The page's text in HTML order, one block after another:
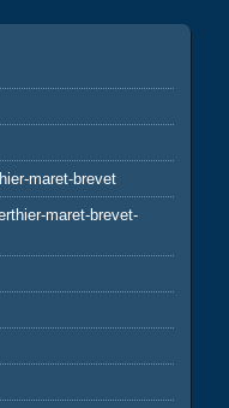
maret-brevet
maret-brevet-